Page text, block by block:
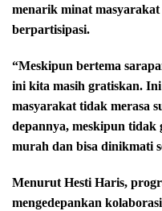
menarik minat
berpartisipasi.
“Meskipun bertema
ini kita masih gratiskan.
masyarakat tidak merasa
depannya, meskipun tidak
murah dan bisa dinikmati
Menurut Hesti Haris,
mengedepankan